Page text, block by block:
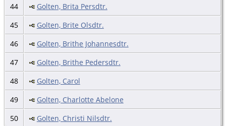
44
Golten, Brita Persdtr.
45
Golten, Brite Olsdtr.
46
Golten, Brithe Johannesdtr.
47
Golten, Brithe Pedersdtr.
48
Golten, Carol
49
Golten, Charlotte Abelone
50
Golten, Christi Nilsdtr.